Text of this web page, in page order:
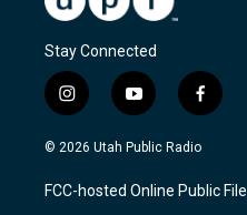
Stay Connected
i
n
s
a
g
y
o
u
u
b
f
a
c
b
o
© 2026 Utah Public Radio
FCC-hosted Online Public File